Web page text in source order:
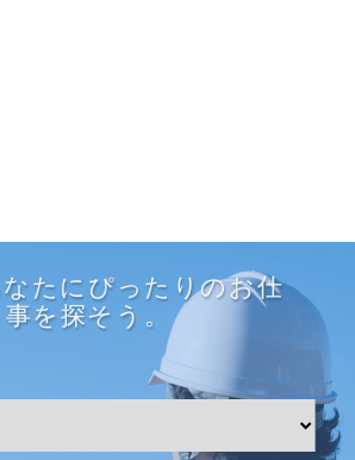
たにぴったりのお仕
事を探そう。